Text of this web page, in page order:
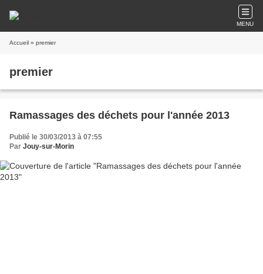
MENU
Accueil » premier
premier
Ramassages des déchets pour l'année 2013
Publié le 30/03/2013 à 07:55
Par Jouy-sur-Morin